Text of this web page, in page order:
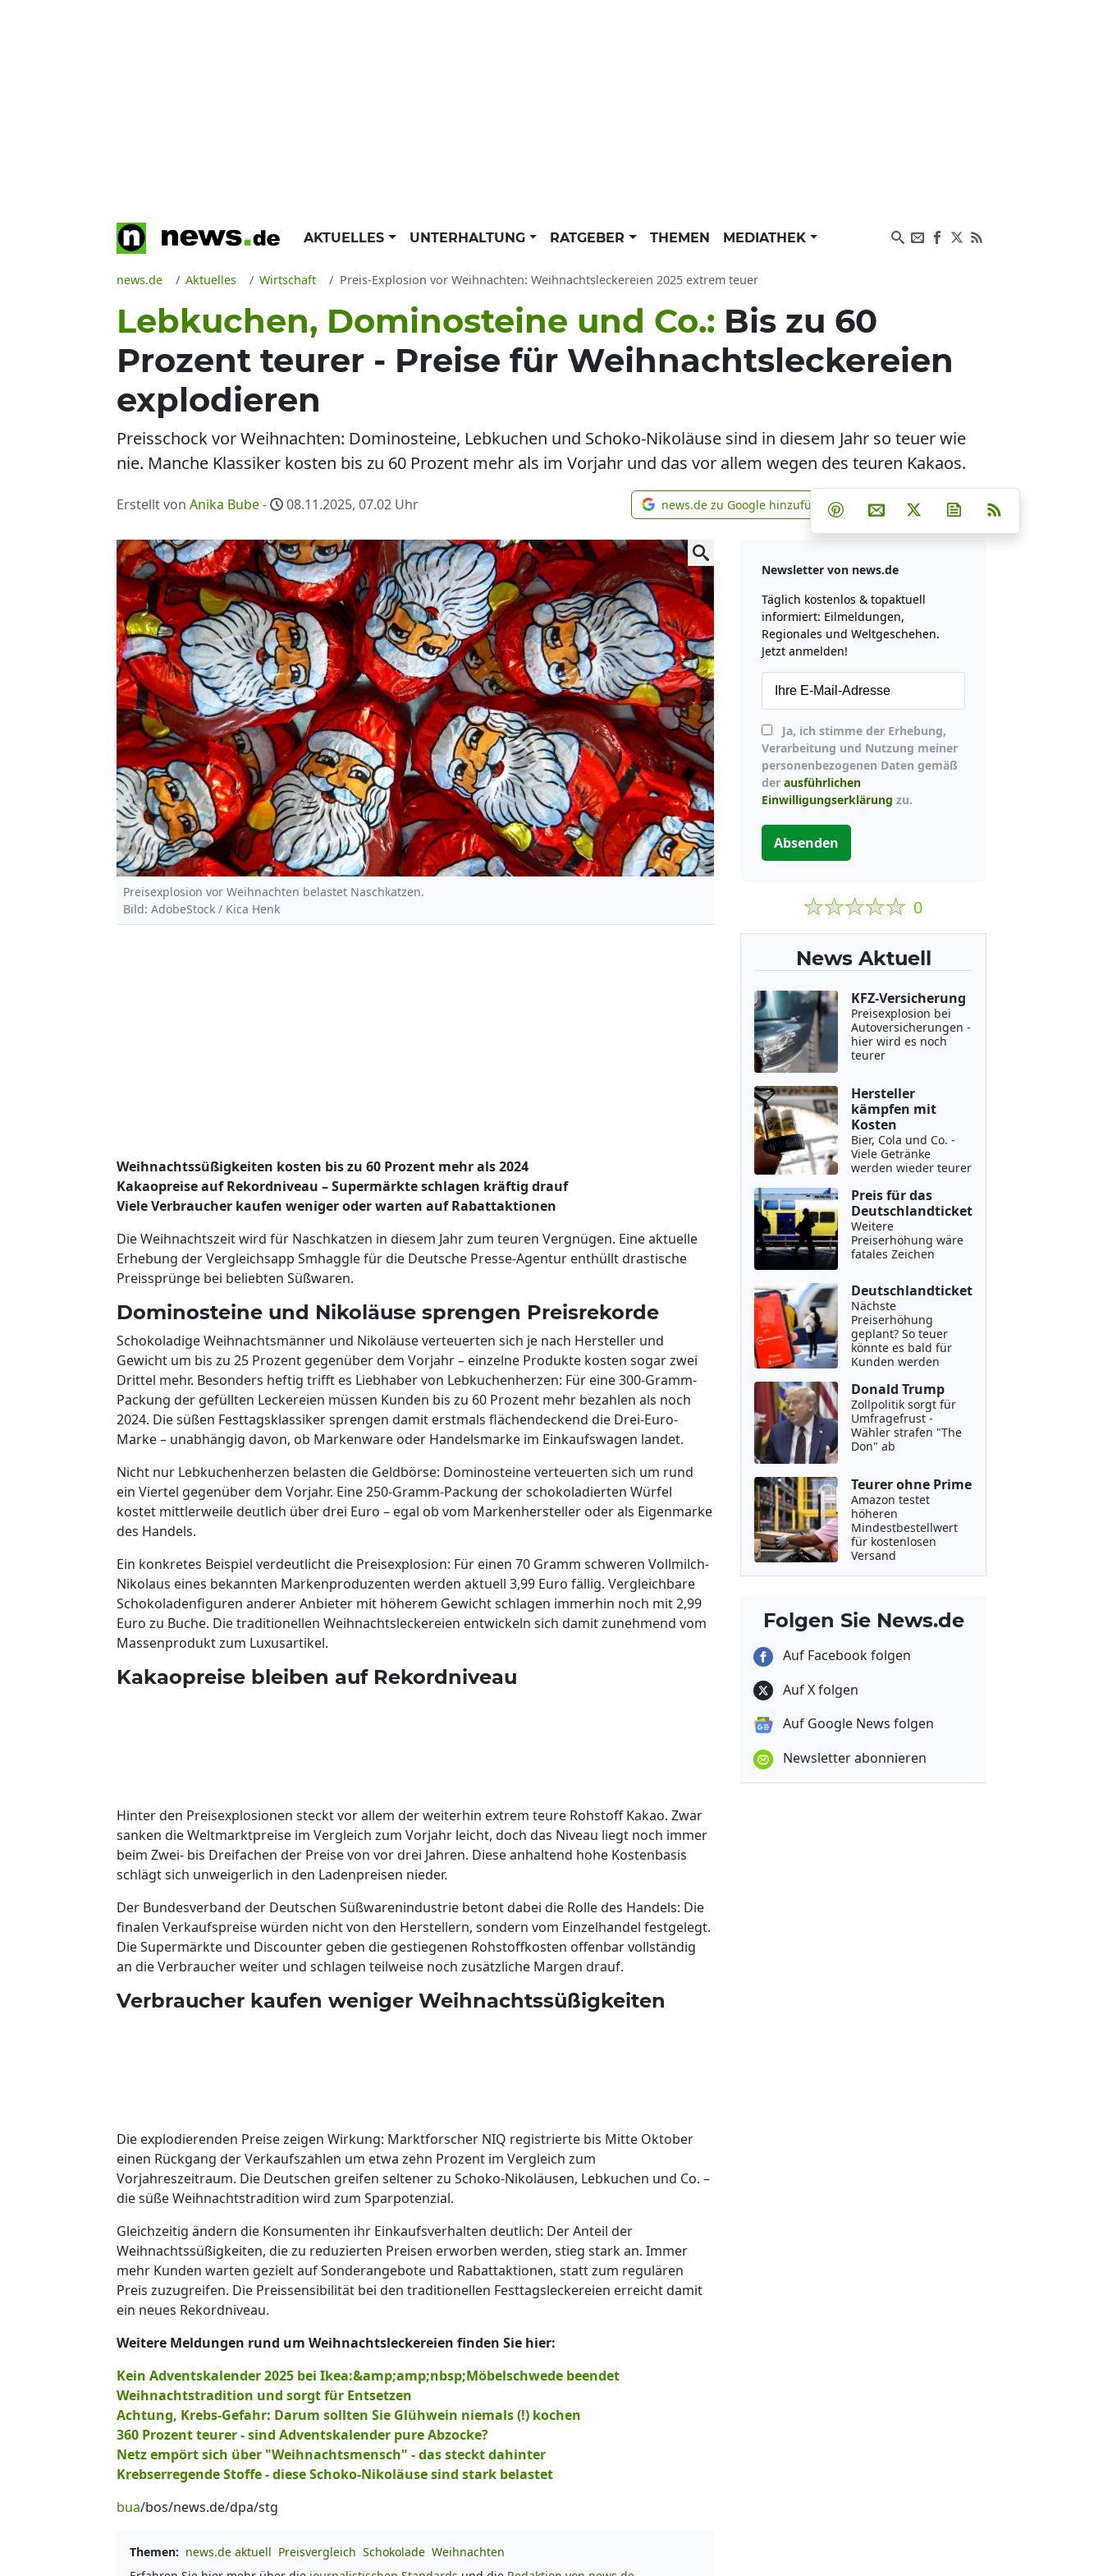
AKTUELLES UNTERHALTUNG RATGEBER THEMEN MEDIATHEK
news.de Aktuelles Wirtschaft Preis-Explosion vor Weihnachten: Weihnachtsleckereien 2025 extrem teuer
Lebkuchen, Dominosteine und Co.: Bis zu 60
Prozent teurer - Preise für Weihnachtsleckereien
explodieren
Preisschock vor Weihnachten: Dominosteine, Lebkuchen und Schoko-Nikoläuse sind in diesem Jahr so teuer wie
nie. Manche Klassiker kosten bis zu 60 Prozent mehr als im Vorjahr und das vor allem wegen des teuren Kakaos.
Erstellt von Anika Bube- 08.11.2025, 07.02 Uhr news.de zu Google hinzufügen
news.de zu Google hinzufügen Teilen auf Facebook
Teilen auf Whatsapp
Teilen auf Telegram
Teilen auf Pinterest
Per E-Mail teilen
Post auf XNewsletter
Preisexplosion vor Weihnachten belastet Naschkatzen.
Bild: AdobeStock / Kica Henk
Weihnachtssüßigkeiten kosten bis zu 60 Prozent mehr als 2024
Kakaopreise auf Rekordniveau – Supermärkte schlagen kräftig drauf
Viele Verbraucher kaufen weniger oder warten auf Rabattaktionen
Die Weihnachtszeit wird für Naschkatzen in diesem Jahr zum teuren Vergnügen. Eine aktuelle
Erhebung der Vergleichsapp Smhaggle für die Deutsche Presse-Agentur enthüllt drastische
Preissprünge bei beliebten Süßwaren.
Dominosteine und Nikoläuse sprengen Preisrekorde
Schokoladige Weihnachtsmänner und Nikoläuse verteuerten sich je nach Hersteller und
Gewicht um bis zu 25 Prozent gegenüber dem Vorjahr – einzelne Produkte kosten sogar zwei
Drittel mehr. Besonders heftig trifft es Liebhaber von Lebkuchenherzen: Für eine 300-Gramm-
Packung der gefüllten Leckereien müssen Kunden bis zu 60 Prozent mehr bezahlen als noch
2024. Die süßen Festtagsklassiker sprengen damit erstmals flächendeckend die Drei-Euro-
Marke – unabhängig davon, ob Markenware oder Handelsmarke im Einkaufswagen landet.
Nicht nur Lebkuchenherzen belasten die Geldbörse: Dominosteine verteuerten sich um rund
ein Viertel gegenüber dem Vorjahr. Eine 250-Gramm-Packung der schokoladierten Würfel
kostet mittlerweile deutlich über drei Euro – egal ob vom Markenhersteller oder als Eigenmarke
des Handels.
Ein konkretes Beispiel verdeutlicht die Preisexplosion: Für einen 70 Gramm schweren Vollmilch-
Nikolaus eines bekannten Markenproduzenten werden aktuell 3,99 Euro fällig. Vergleichbare
Schokoladenfiguren anderer Anbieter mit höherem Gewicht schlagen immerhin noch mit 2,99
Euro zu Buche. Die traditionellen Weihnachtsleckereien entwickeln sich damit zunehmend vom
Massenprodukt zum Luxusartikel.
Kakaopreise bleiben auf Rekordniveau
Hinter den Preisexplosionen steckt vor allem der weiterhin extrem teure Rohstoff Kakao. Zwar
sanken die Weltmarktpreise im Vergleich zum Vorjahr leicht, doch das Niveau liegt noch immer
beim Zwei- bis Dreifachen der Preise von vor drei Jahren. Diese anhaltend hohe Kostenbasis
schlägt sich unweigerlich in den Ladenpreisen nieder.
Der Bundesverband der Deutschen Süßwarenindustrie betont dabei die Rolle des Handels: Die
finalen Verkaufspreise würden nicht von den Herstellern, sondern vom Einzelhandel festgelegt.
Die Supermärkte und Discounter geben die gestiegenen Rohstoffkosten offenbar vollständig
an die Verbraucher weiter und schlagen teilweise noch zusätzliche Margen drauf.
Verbraucher kaufen weniger Weihnachtssüßigkeiten
Die explodierenden Preise zeigen Wirkung: Marktforscher NIQ registrierte bis Mitte Oktober
einen Rückgang der Verkaufszahlen um etwa zehn Prozent im Vergleich zum
Vorjahreszeitraum. Die Deutschen greifen seltener zu Schoko-Nikoläusen, Lebkuchen und Co. –
die süße Weihnachtstradition wird zum Sparpotenzial.
Gleichzeitig ändern die Konsumenten ihr Einkaufsverhalten deutlich: Der Anteil der
Weihnachtssüßigkeiten, die zu reduzierten Preisen erworben werden, stieg stark an. Immer
mehr Kunden warten gezielt auf Sonderangebote und Rabattaktionen, statt zum regulären
Preis zuzugreifen. Die Preissensibilität bei den traditionellen Festtagsleckereien erreicht damit
ein neues Rekordniveau.
Weitere Meldungen rund um Weihnachtsleckereien finden Sie hier:
Kein Adventskalender 2025 bei Ikea:&amp;amp;nbsp;Möbelschwede beendet
Weihnachtstradition und sorgt für Entsetzen
Achtung, Krebs-Gefahr: Darum sollten Sie Glühwein niemals (!) kochen
360 Prozent teurer - sind Adventskalender pure Abzocke?
Netz empört sich über "Weihnachtsmensch" - das steckt dahinter
Krebserregende Stoffe - diese Schoko-Nikoläuse sind stark belastet
bua/bos/news.de/dpa/stg
Themen: news.de aktuell Preisvergleich Schokolade Weihnachten
Newsletter von news.de
Täglich kostenlos & topaktuell
informiert: Eilmeldungen,
Regionales und Weltgeschehen.
Jetzt anmelden!
Verarbeitung und Nutzung meiner
personenbezogenen Daten gemäß
der ausführlichen
Einwilligungserklärung zu.
Absenden
0
News Aktuell
KFZ-Versicherung
Preisexplosion bei
Autoversicherungen -
hier wird es noch
teurer
Hersteller
kämpfen mit
Kosten
Bier, Cola und Co. -
Viele Getränke
werden wieder teurer
Preis für das
Deutschlandticket
Weitere
Preiserhöhung wäre
fatales Zeichen
Deutschlandticket
Nächste
Preiserhöhung
geplant? So teuer
könnte es bald für
Kunden werden
Donald Trump
Zollpolitik sorgt für
Umfragefrust -
Wähler strafen "The
Don" ab
Teurer ohne Prime
Amazon testet
höheren
Mindestbestellwert
für kostenlosen
Versand
Folgen Sie News.de
Auf Facebook folgen
Auf X folgen
Auf Google News folgen
Newsletter abonnieren